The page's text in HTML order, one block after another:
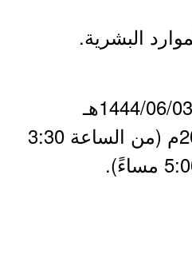
البشرية.
- يوم الثلاثاء بتاريخ 1444/06/03هـ
الموافق 2022/12/27م (من الساعة 3:30